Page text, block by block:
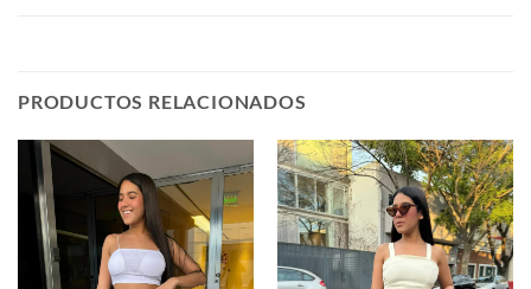
PRODUCTOS RELACIONADOS